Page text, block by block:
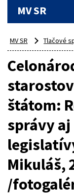
MV SR
MV SR Tlačové
štátom:
správy
Mikuláš,
/